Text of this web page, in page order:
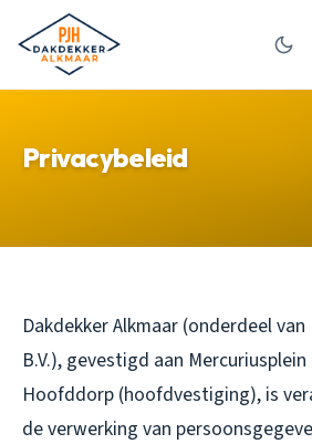
Privacybeleid
Dakdekker Alkmaar (onderdeel
B.V.), gevestigd aan Mercuriusplein
Hoofddorp (hoofdvestiging), is
de verwerking van